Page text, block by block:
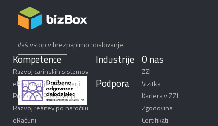
Vaš vstop v brezpapirno poslovanje.
Kompetence
Razvoj carinskih sistemov
ePoslovanje s partnerji
Podpora ePoslovanju
Razvoj rešitev po naročilu
eRačuni
Industrije
Podpora
O nas
ZZI
Vizitka
Kariera v ZZI
Zgodovina
Certifikati